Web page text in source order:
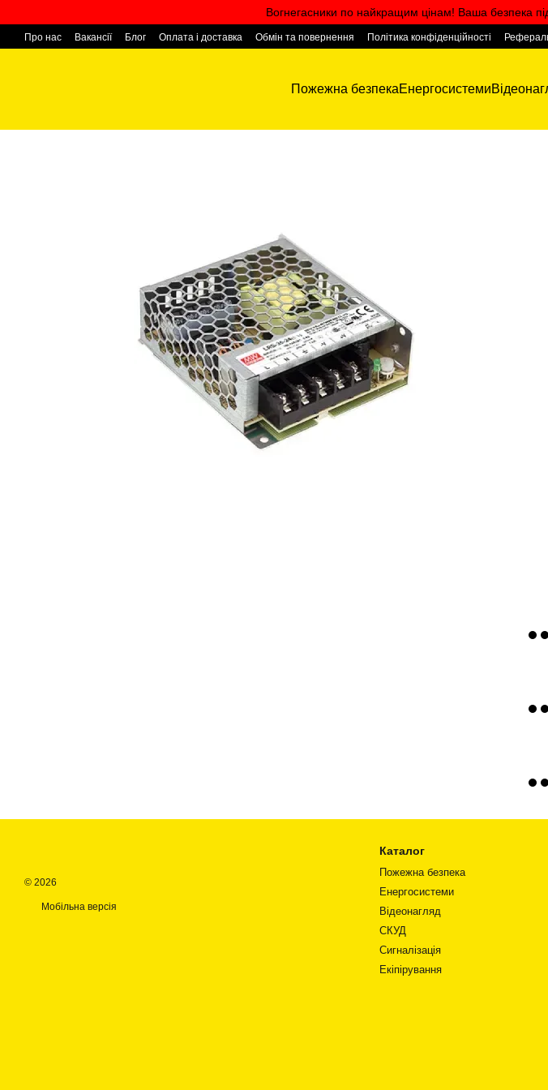
Вогнегасники по найкращим цінам! Ваша безпека
Про нас Вакансії Блог Оплата і доставка Обмін та повернення Політика конфіденційності
Пожежна безпекаЕнергосистеми
© 2026
Мобільна версія
Каталог
Пожежна безпека
Енергосистеми
Відеонагляд
СКУД
Сигналізація
Екіпірування